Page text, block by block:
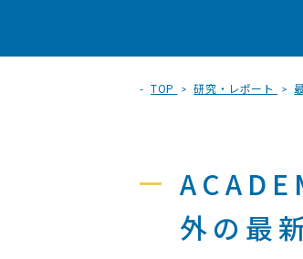
TOP 研究・レポート
外の最